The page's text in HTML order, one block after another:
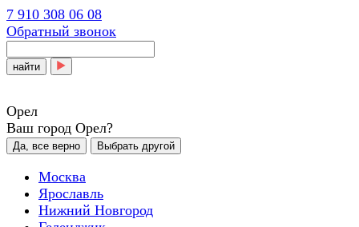
7 910 308 06 08
Обратный звонок
найти
Орел
Ваш город Орел?
Да, все верно Выбрать другой
Москва
Ярославль
Нижний Новгород